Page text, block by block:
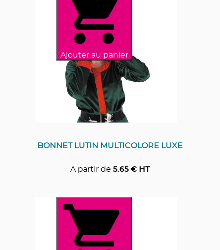
Ajouter au panier
BONNET LUTIN MULTICOLORE LUXE
A partir de 5.65€ HT